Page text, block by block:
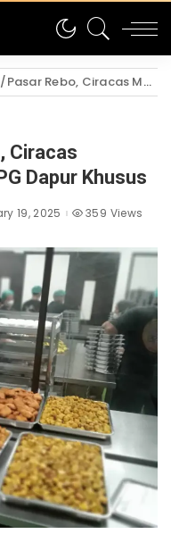
Mengecek Kesiapan SPPG Dapur Khusus
Ciracas
Dapur Khusus
19, 2025 359 Views